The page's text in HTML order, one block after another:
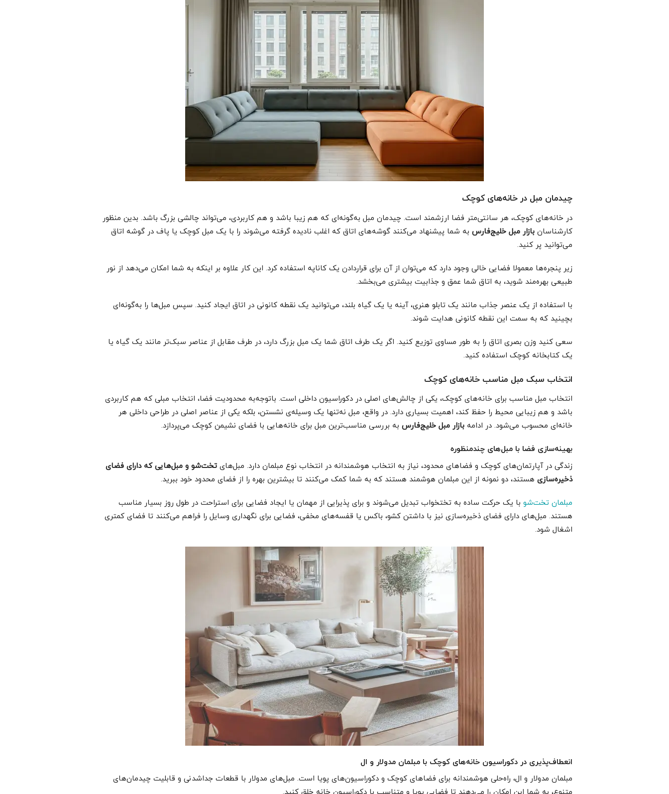
چیدمان مبل در خانه‌های کوچک
در خانه‌های کوچک، هر سانتی‌متر فضا ارزشمند است. چیدمان مبل به‌گونه‌ای که هم زیبا باشد و هم کاربردی، می‌تواند چالشی بزرگ باشد. بدین منظور
کارشناسان بازار مبل خلیج‌فارسبه شما پیشنهاد می‌کنند گوشه‌های اتاق که اغلب نادیده گرفته می‌شوند را با یک مبل کوچک یا پاف در گوشه اتاق
می‌توانید پر کنید.
زیر پنجره‌ها معمولا فضایی خالی وجود دارد که می‌توان از آن برای قراردادن یک کاناپه استفاده کرد. این کار علاوه بر اینکه به شما امکان می‌دهد از نور
طبیعی بهره‌مند شوید، به اتاق شما عمق و جذابیت بیشتری می‌بخشد.
با استفاده از یک عنصر جذاب مانند یک تابلو هنری، آینه یا یک گیاه بلند، می‌توانید یک نقطه کانونی در اتاق ایجاد کنید. سپس مبل‌ها را به‌گونه‌ای
بچینید که به سمت این نقطه کانونی هدایت شوند.
سعی کنید وزن بصری اتاق را به طور مساوی توزیع کنید. اگر یک طرف اتاق شما یک مبل بزرگ دارد، در طرف مقابل از عناصر سبک‌تر مانند یک گیاه یا
یک کتابخانه کوچک استفاده کنید.
انتخاب سبک مبل مناسب خانه‌های کوچک
انتخاب مبل مناسب برای خانه‌های کوچک، یکی از چالش‌های اصلی در دکوراسیون داخلی است. باتوجه‌به محدودیت فضا، انتخاب مبلی که هم کاربردی
باشد و هم زیبایی محیط را حفظ کند، اهمیت بسیاری دارد. در واقع، مبل نه‌تنها یک وسیله‌ی نشستن، بلکه یکی از عناصر اصلی در طراحی داخلی هر
خانه‌ای محسوب می‌شود. در ادامه بازار مبل خلیج‌فارسبه بررسی مناسب‌ترین مبل برای خانه‌هایی با فضای نشیمن کوچک می‌پردازد.
بهینه‌سازی فضا با مبل‌های چندمنظوره
زندگی در آپارتمان‌های کوچک و فضاهای محدود، نیاز به انتخاب هوشمندانه در انتخاب نوع مبلمان دارد. مبل‌های تخت‌شو و مبل‌هایی که دارای فضای
ذخیره‌سازیهستند، دو نمونه از این مبلمان هوشمند هستند که به شما کمک می‌کنند تا بیشترین بهره را از فضای محدود خود ببرید.
مبلمان تخت‌شوبا یک حرکت ساده به تختخواب تبدیل می‌شوند و برای پذیرایی از مهمان یا ایجاد فضایی برای استراحت در طول روز بسیار مناسب
هستند. مبل‌های دارای فضای ذخیره‌سازی نیز با داشتن کشو، باکس یا قفسه‌های مخفی، فضایی برای نگهداری وسایل را فراهم می‌کنند تا فضای کمتری
اشغال شود.
انعطاف‌پذیری در دکوراسیون خانه‌های کوچک با مبلمان مدولار و ال
مبلمان مدولار و ال، راه‌حلی هوشمندانه برای فضاهای کوچک و دکوراسیون‌های پویا است. مبل‌های مدولار با قطعات جداشدنی و قابلیت چیدمان‌های